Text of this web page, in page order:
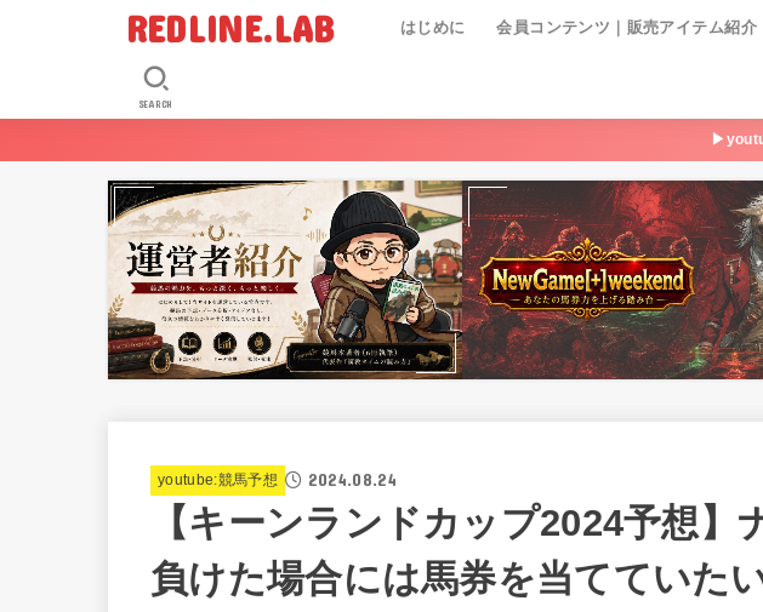
REDLINE.LAB はじめに 会員コンテンツ｜販売アイテム紹介
SEARCH
youtube:競馬予想 2024.08.24
【キーンランドカップ2024予想】
負けた場合には馬券を当てていた